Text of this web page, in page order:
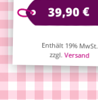
39,90€
Enthält 19% MwSt.
zzgl.Versand